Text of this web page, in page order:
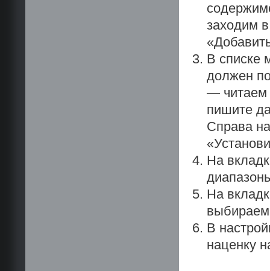
заходим
В списке
должен
— читаем
пишите
Справа
На
На
выбираем
В
наценку